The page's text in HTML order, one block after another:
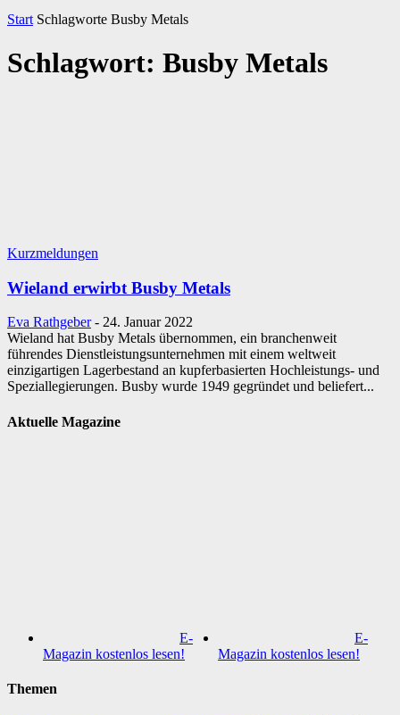
Start Schlagworte Busby Metals
Schlagwort: Busby Metals
Kurzmeldungen
Wieland erwirbt Busby Metals
Eva Rathgeber - 24. Januar 2022
Wieland hat Busby Metals übernommen, ein branchenweit
führendes Dienstleistungsunternehmen mit einem weltweit
einzigartigen Lagerbestand an kupferbasierten Hochleistungs- und
Speziallegierungen. Busby wurde 1949 gegründet und beliefert...
Aktuelle Magazine
E-
Magazin kostenlos lesen!
E-
Magazin kostenlos lesen!
Themen